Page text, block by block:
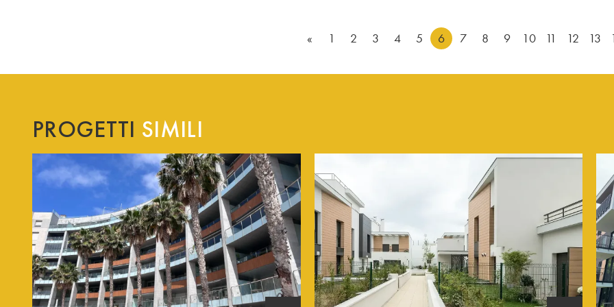
« 1 2 3 4 5 6 7 8 9 10 11 12 13
PROGETTI SIMILI